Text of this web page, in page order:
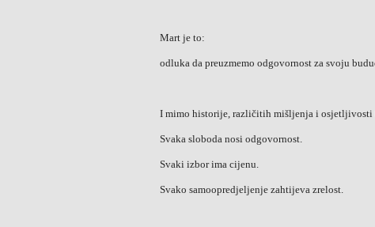
Mart je to:
odluka da preuzmemo odgovornost za svoju
I mimo historije, različitih mišljenja i osjetljivosti
Svaka sloboda nosi odgovornost.
Svaki izbor ima cijenu.
Svako samoopredjeljenje zahtijeva zrelost.